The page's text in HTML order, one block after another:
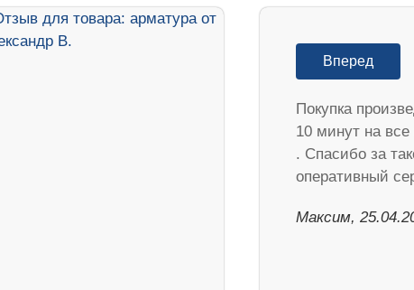
Вперед
Покупка
10 минут на все
. Спасибо за
оперативный
Максим,